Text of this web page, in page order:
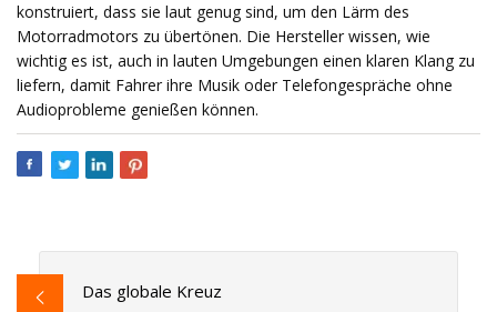
konstruiert, dass sie laut genug sind, um den Lärm des
Motorradmotors zu übertönen. Die Hersteller wissen, wie
wichtig es ist, auch in lauten Umgebungen einen klaren Klang zu
liefern, damit Fahrer ihre Musik oder Telefongespräche ohne
Audioprobleme genießen können.
Das globale Kreuz